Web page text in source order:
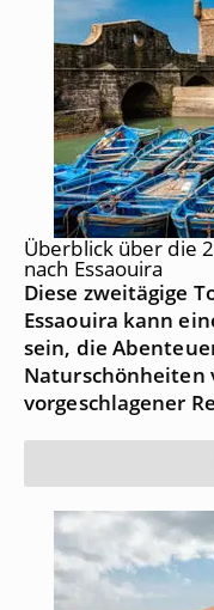
Überblick über die
nach Essaouira
Diese zweitägige
Essaouira kann
sein, die
Naturschönheiten
vorgeschlagener